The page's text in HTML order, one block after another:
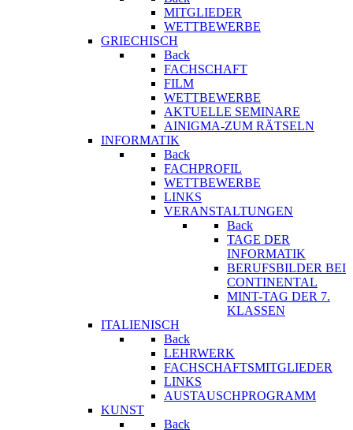
MITGLIEDER
WETTBEWERBE
GRIECHISCH
Back
FACHSCHAFT
FILM
WETTBEWERBE
AKTUELLE SEMINARE
AINIGMA-ZUM RÄTSELN
INFORMATIK
Back
FACHPROFIL
WETTBEWERBE
LINKS
VERANSTALTUNGEN
Back
TAGE DER
INFORMATIK
BERUFSBILDER BEI
CONTINENTAL
MINT-TAG DER 7.
KLASSEN
ITALIENISCH
Back
LEHRWERK
FACHSCHAFTSMITGLIEDER
LINKS
AUSTAUSCHPROGRAMM
KUNST
Back